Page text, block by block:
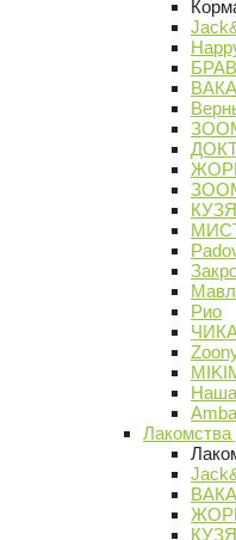
ВАКА
КУЗЯ
Рио
Наша
Лакомства
ВАКА
КУЗЯ